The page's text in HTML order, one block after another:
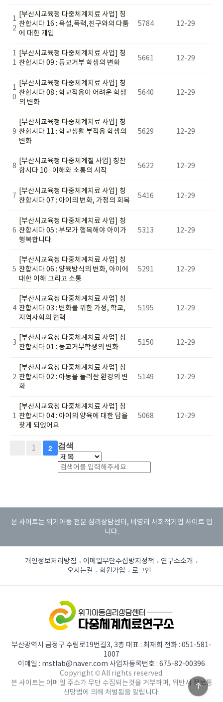
1
2
[부산시교육청 다중체계치료 사업] 칭
찬합시다 16 : 욕설,폭력,친구와의 다툼
에 대한 개입
5784 12-29
1
1
[부산시교육청 다중체계치료 사업] 칭
찬합시다 09 : 등교거부 학생의 변화
5661 12-29
1
0
[부산시교육청 다중체계치료 사업] 칭
찬합시다 08 : 학교적응이 어려운 학생
의 변화
5640 12-29
9
[부산시교육청 다중체계치료 사업] 칭
찬합시다 11 : 학교생활 부적응 학생의
변화
5629 12-29
8
[부산시교육청 다중체계칠 사업] 칭찬
합시다 10 : 이해와 소통의 시작
5622 12-29
7
[부산시교육청 다중체계치료 사업] 칭
찬합시다 07 : 아이의 변화, 가정의 회복
5416 12-29
6
[부산시교육청 다중체계치료 사업] 칭
찬합시다 05 : 부모가 행복해야 아이가
행복합니다.
5313 12-29
5
[부산시교육청 다중체계치료 사업] 칭
찬합시다 06 : 양육방식의 변화, 아이에
대한 이해 그리고 소통
5291 12-29
4
[부산시교육청 다중체계치료 사업] 칭
찬합시다 03 : 변화를 위한 가정, 학교,
지역사회의 협력
5195 12-29
3
[부산시교육청 다중체계치료 사업] 칭
찬합시다 01 : 등교거부학생의 변화
5150 12-29
2
[부산시교육청 다중체계치료 사업] 칭
찬합시다 02 : 아동을 둘러싼 환경의 변
화
5149 12-29
1
[부산시교육청 다중체계치료 사업] 칭
찬합시다 04 : 아이의 양육에 대한 답을
찾게 되었어요
5068 12-29
1 2 검색
본 사이트는 위기아동 전문 심리상담센터, 비영리 사회적기업 사이트 입
니다.
개인정보처리방침 이메일무단수집방지정책
연구소소개
오시는길
회원가입 로그인
부산광역시 금정구 수림로19번길3, 3층 대표 : 최재희 전화 : 051-581-
1007
이메일 : mstlab@naver.com 사업자등록번호 : 675-82-00396
Copyright © All rights reserved.
본 사이트는 이메일 주소가 무단 수집되는것을 거부하며, 위반시 정보통
신망법에 의해 처벌됨을 알립니다.